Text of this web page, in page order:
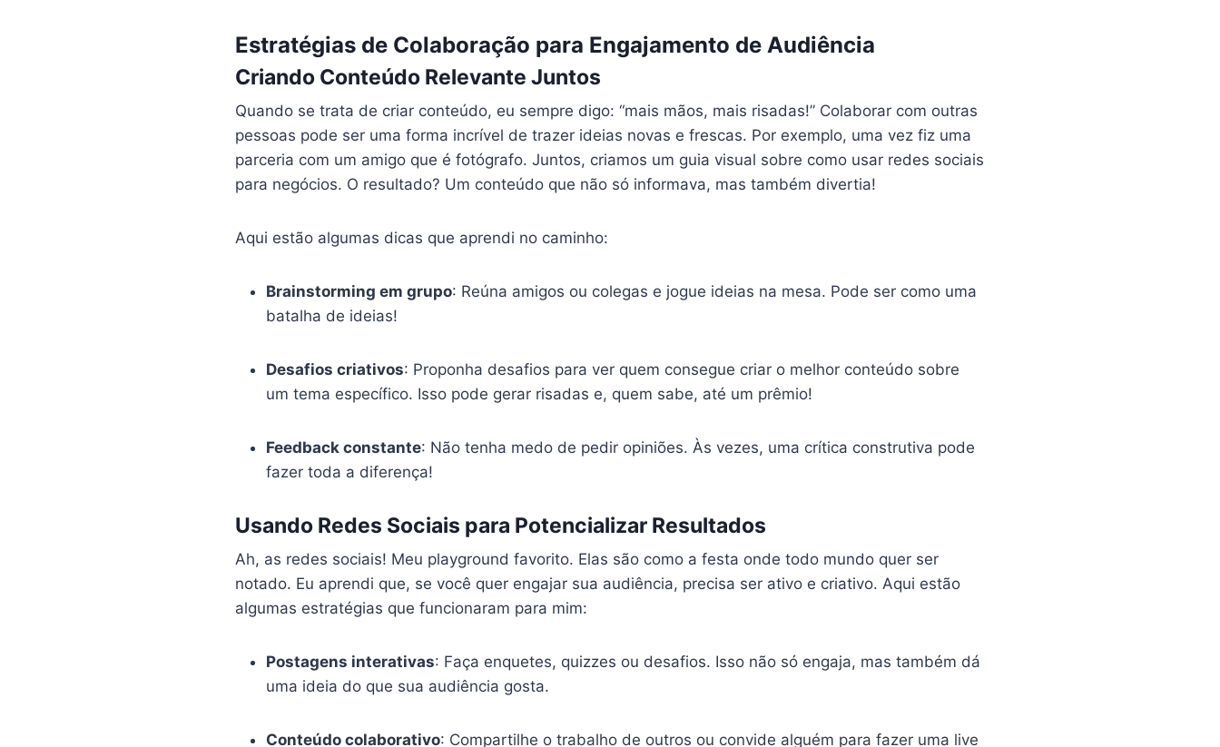
Estratégias de Colaboração para Engajamento de Audiência
Criando Conteúdo Relevante Juntos
Quando se trata de criar conteúdo, eu sempre digo: “mais mãos, mais risadas!” Colaborar com outras
pessoas pode ser uma forma incrível de trazer ideias novas e frescas. Por exemplo, uma vez fiz uma
parceria com um amigo que é fotógrafo. Juntos, criamos um guia visual sobre como usar redes sociais
para negócios. O resultado? Um conteúdo que não só informava, mas também divertia!
Aqui estão algumas dicas que aprendi no caminho:
Brainstorming em grupo: Reúna amigos ou colegas e jogue ideias na mesa. Pode ser como uma
batalha de ideias!
Desafios criativos: Proponha desafios para ver quem consegue criar o melhor conteúdo sobre
um tema específico. Isso pode gerar risadas e, quem sabe, até um prêmio!
Feedback constante: Não tenha medo de pedir opiniões. Às vezes, uma crítica construtiva pode
fazer toda a diferença!
Usando Redes Sociais para Potencializar Resultados
Ah, as redes sociais! Meu playground favorito. Elas são como a festa onde todo mundo quer ser
notado. Eu aprendi que, se você quer engajar sua audiência, precisa ser ativo e criativo. Aqui estão
algumas estratégias que funcionaram para mim:
Postagens interativas: Faça enquetes, quizzes ou desafios. Isso não só engaja, mas também dá
uma ideia do que sua audiência gosta.
Conteúdo colaborativo: Compartilhe o trabalho de outros ou convide alguém para fazer uma live